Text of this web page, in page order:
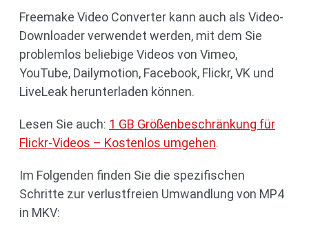
Freemake Video Converter kann auch als Video-
Downloader verwendet werden, mit dem Sie
problemlos beliebige Videos von Vimeo,
YouTube, Dailymotion, Facebook, Flickr, VK und
LiveLeak herunterladen können.
Lesen Sie auch: 1 GB Größenbeschränkung für
Flickr-Videos – Kostenlos umgehen.
Im Folgenden finden Sie die spezifischen
Schritte zur verlustfreien Umwandlung von MP4
in MKV: